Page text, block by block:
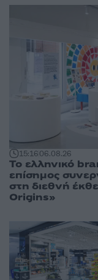
15:1606.08.26
Το ελληνικό
επίσημος
στη διεθνή
Origins»